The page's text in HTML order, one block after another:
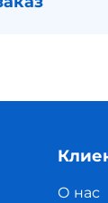
О нас